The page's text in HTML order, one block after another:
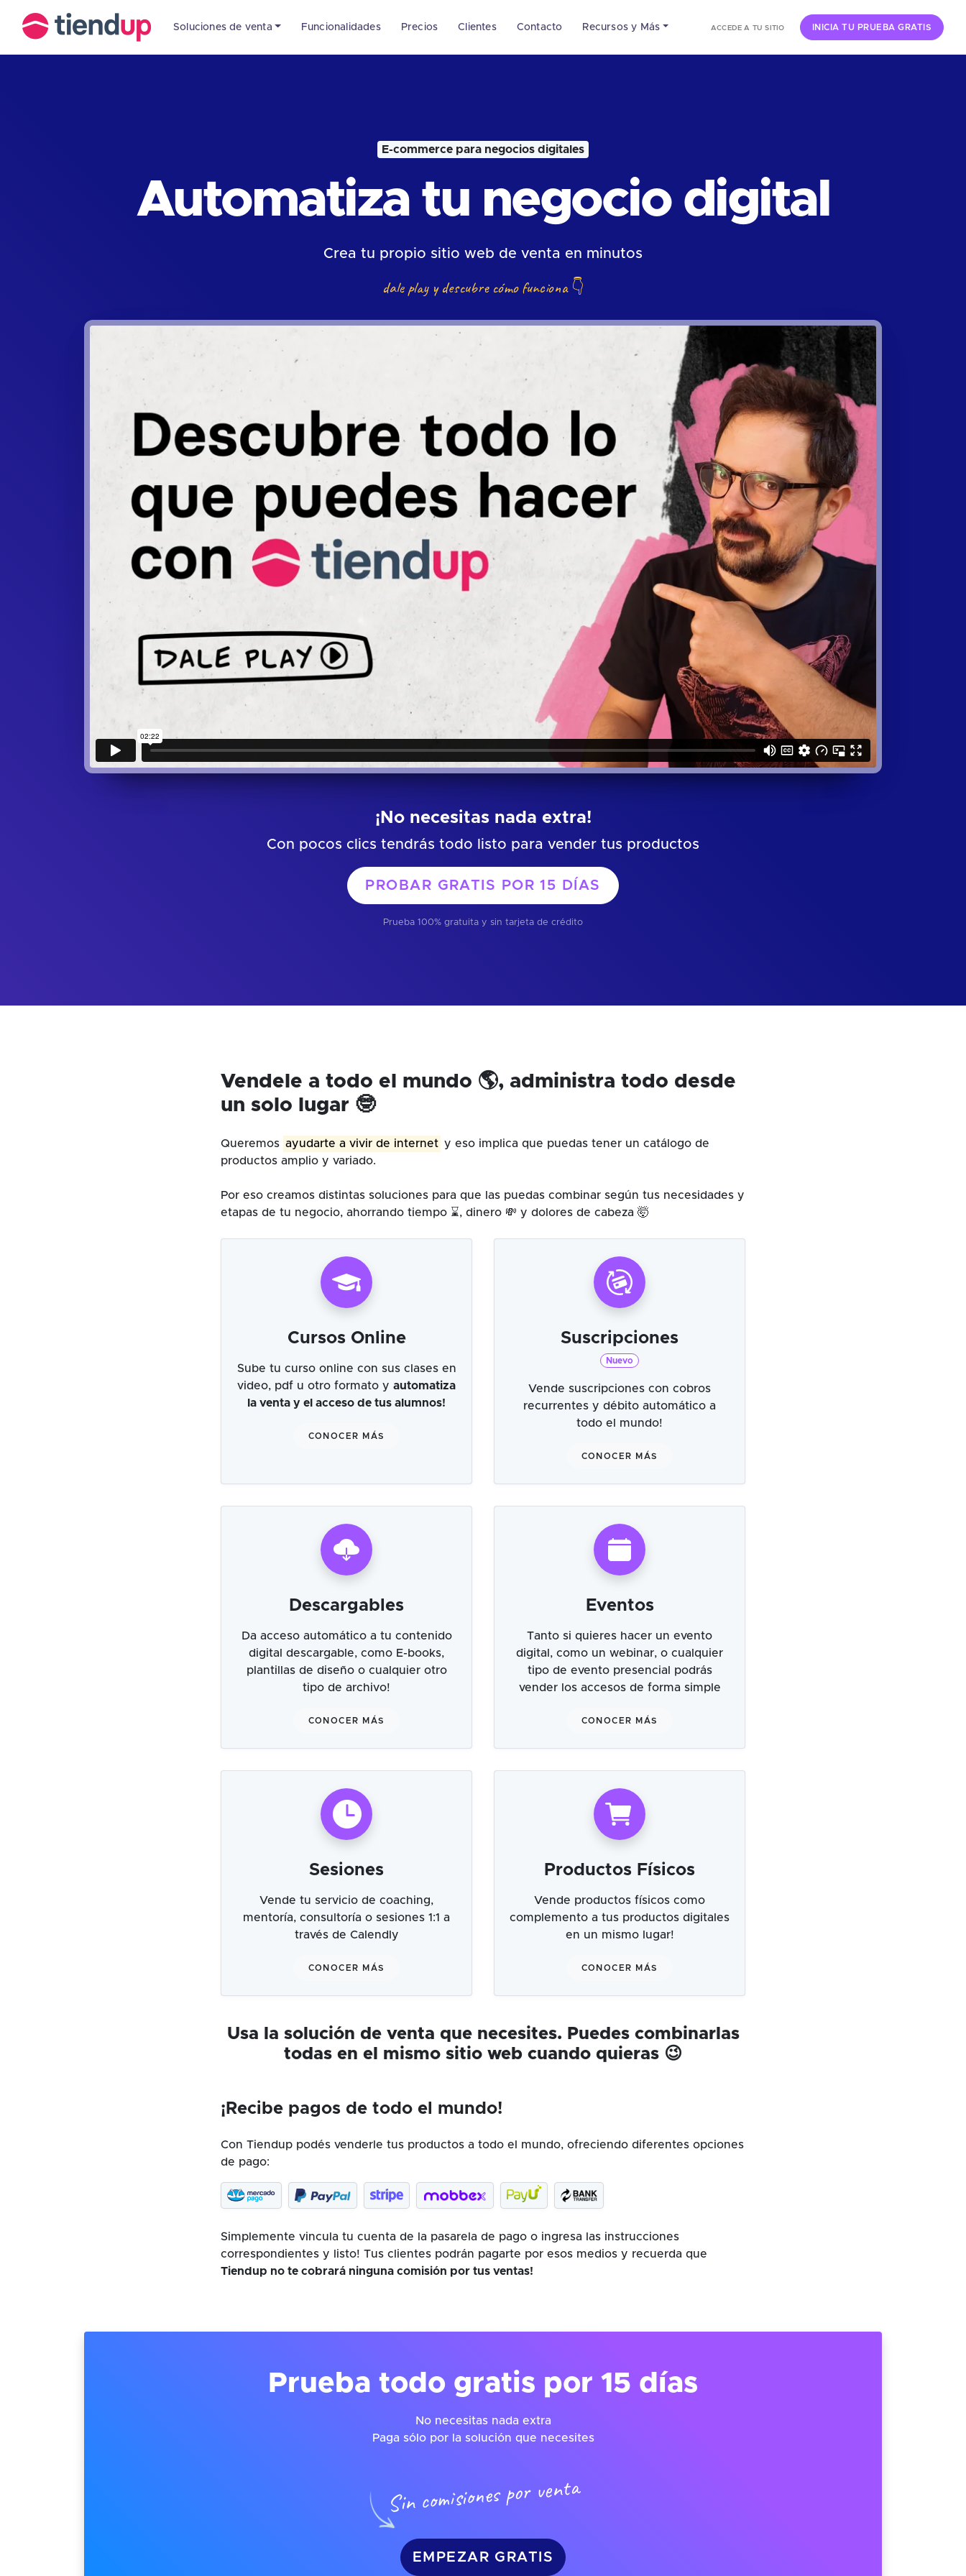
Soluciones de venta Funcionalidades Precios Clientes Contacto Recursos y Más ACCEDE A TU SITIO INICIA TU PRUEBA GRATIS
E-commerce para negocios digitales
Automatiza tu negocio digital
Crea tu propio sitio web de venta en minutos
dale play y descubre cómo funciona 👇
¡No necesitas nada extra!
Con pocos clics tendrás todo listo para vender tus productos
PROBAR GRATIS POR15 DÍAS
Prueba 100% gratuita y sin tarjeta de crédito
Vendele a todo el mundo 🌎, administra todo desde
un solo lugar 🤓
Queremos ayudarte a vivir de internet y eso implica que puedas tener un catálogo de
productos amplio y variado.
Por eso creamos distintas soluciones para que las puedas combinar según tus necesidades y
etapas de tu negocio, ahorrando tiempo ⌛, dinero 💸 y dolores de cabeza 🤯
Cursos Online
Sube tu curso online con sus clases en
video, pdf u otro formato y automatiza
la venta y el acceso de tus alumnos!
CONOCER MÁS
Suscripciones
Nuevo
Vende suscripciones con cobros
recurrentes y débito automático a
todo el mundo!
CONOCER MÁS
Descargables
Da acceso automático a tu contenido
digital descargable, como E-books,
plantillas de diseño o cualquier otro
tipo de archivo!
CONOCER MÁS
Eventos
Tanto si quieres hacer un evento
digital, como un webinar, o cualquier
tipo de evento presencial podrás
vender los accesos de forma simple
CONOCER MÁS
Sesiones
Vende tu servicio de coaching,
mentoría, consultoría o sesiones 1:1 a
través de Calendly
CONOCER MÁS
Productos Físicos
Vende productos físicos como
complemento a tus productos digitales
en un mismo lugar!
CONOCER MÁS
Usa la solución de venta que necesites. Puedes combinarlas
todas en el mismo sitio web cuando quieras 😉
¡Recibe pagos de todo el mundo!
Con Tiendup podés venderle tus productos a todo el mundo, ofreciendo diferentes opciones
de pago:
Simplemente vincula tu cuenta de la pasarela de pago o ingresa las instrucciones
correspondientes y listo! Tus clientes podrán pagarte por esos medios y recuerda que
Tiendup no te cobrará ninguna comisión por tus ventas!
Prueba todo gratis por 15 días
No necesitas nada extra
Paga sólo por la solución que necesites
Sin comisiones por venta
EMPEZAR GRATIS